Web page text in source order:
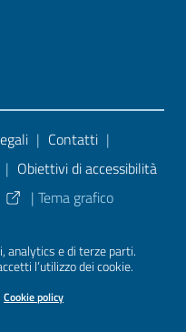
analytics e di terze parti.
l’utilizzo dei cookie.
Cookie policy
| Contatti |
| Obiettivi di accessibilità
| Tema grafico